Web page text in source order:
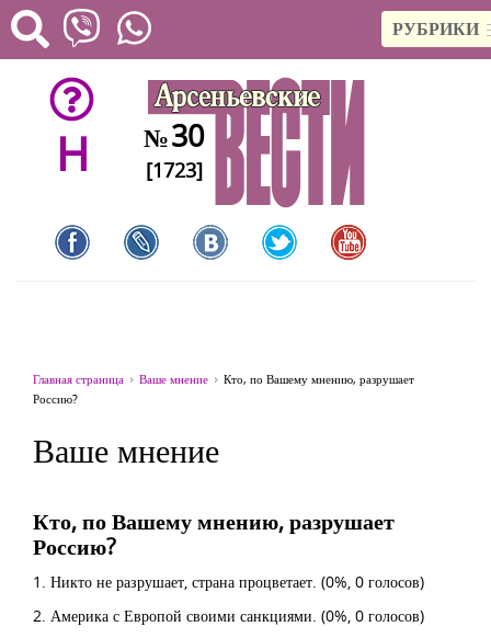
РУБРИКИ
H №30
[1723]
Главная страница Ваше мнение
Кто, по Вашему мнению, разрушает
Россию?
Ваше мнение
Кто, по Вашему мнению, разрушает
Россию?
1. Никто не разрушает, страна процветает. (0%, 0 голосов)
2. Америка с Европой своими санкциями. (0%, 0 голосов)